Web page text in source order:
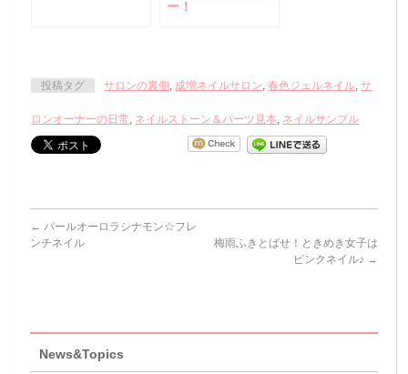
ー！
投稿タグ サロンの裏側 , 成増ネイルサロン,春色ジェルネイル,サ
ロンオーナーの日常, ネイルストーン＆パーツ見本, ネイルサンプル
← パールオーロラシナモン☆フレ
ンチネイル
梅雨ふきとばせ！ときめき女子は
ピンクネイル♪ →
News&Topics